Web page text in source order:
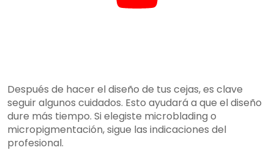
Después de hacer el diseño de tus cejas, es clave
seguir algunos cuidados. Esto ayudará a que el diseño
dure más tiempo. Si elegiste microblading o
micropigmentación, sigue las indicaciones del
profesional.